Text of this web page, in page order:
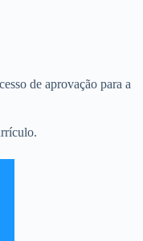
de aprovação para a